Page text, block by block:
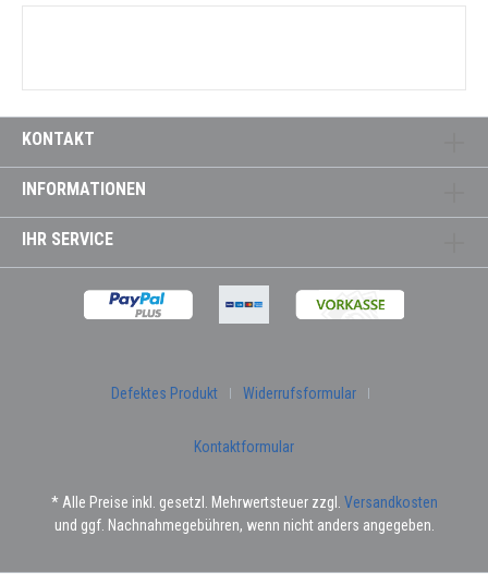
KONTAKT
INFORMATIONEN
IHR SERVICE
Defektes Produkt Widerrufsformular
Kontaktformular
* Alle Preise inkl. gesetzl. Mehrwertsteuer zzgl. Versandkosten
und ggf. Nachnahmegebühren, wenn nicht anders angegeben.